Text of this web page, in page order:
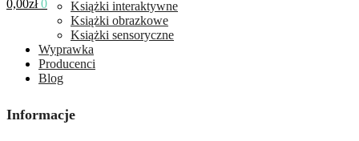
0,00zł 0
Książki interaktywne
Książki obrazkowe
Książki sensoryczne
Wyprawka
Producenci
Blog
Informacje